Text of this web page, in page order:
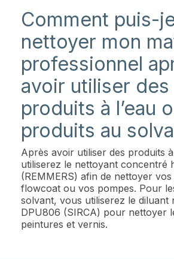
Comment puis-
nettoyer mon
professionnel
avoir utiliser des
produits à l’eau
produits au
Après avoir utiliser des produits à
utiliserez le nettoyant concentré
(REMMERS) afin de nettoyer
flowcoat ou vos pompes. Pour
solvant, vous utiliserez le diluant
DPU806 (SIRCA) pour nettoyer
peintures et vernis.